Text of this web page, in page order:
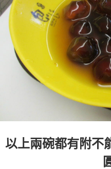
以上兩碗都有附不